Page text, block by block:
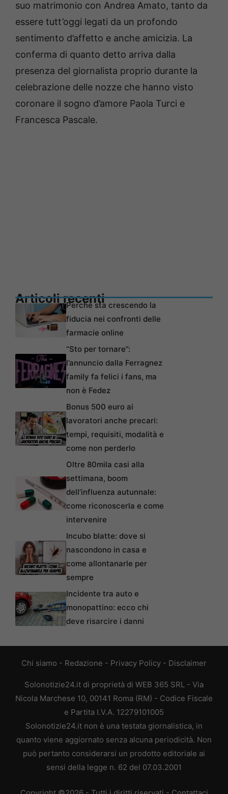
suo matrimonio con Andrea Amato, tanto da
essere tutt’oggi legati da un profondo
sentimento d’affetto e anche amicizia. La
conferma di quanto detto arriva dalla
presenza del giornalista proprio durante la
celebrazione delle nozze che hanno visto
coronare il sogno d’amore Paola Turci e
Francesca Pascale.
Articoli recentiPerché sta crescendo la
fiducia nei confronti delle
farmacie online
“Sto per tornare”:
l’annuncio dalla Ferragnez
family fa felici i fans, ma
non è Fedez
Bonus 500 euro ai
lavoratori anche precari:
tempi, requisiti, modalità e
come non perderlo
Oltre 80mila casi alla
settimana, boom
dell’influenza autunnale:
come riconoscerla e come
intervenire
Incubo blatte: dove si
nascondono in casa e
come allontanarle per
sempre
Incidente tra auto e
monopattino: ecco chi
deve risarcire i danni
Chi siamo - Redazione - Privacy Policy - Disclaimer
Solonotizie24.it di proprietà di WEB 365 SRL - Via
Nicola Marchese 10, 00141 Roma (RM) - Codice Fiscale
e Partita I.V.A. 12279101005
Solonotizie24.it non è una testata giornalistica, in
quanto viene aggiornato senza alcuna periodicità. Non
può pertanto considerarsi un prodotto editoriale ai
sensi della legge n. 62 del 07.03.2001